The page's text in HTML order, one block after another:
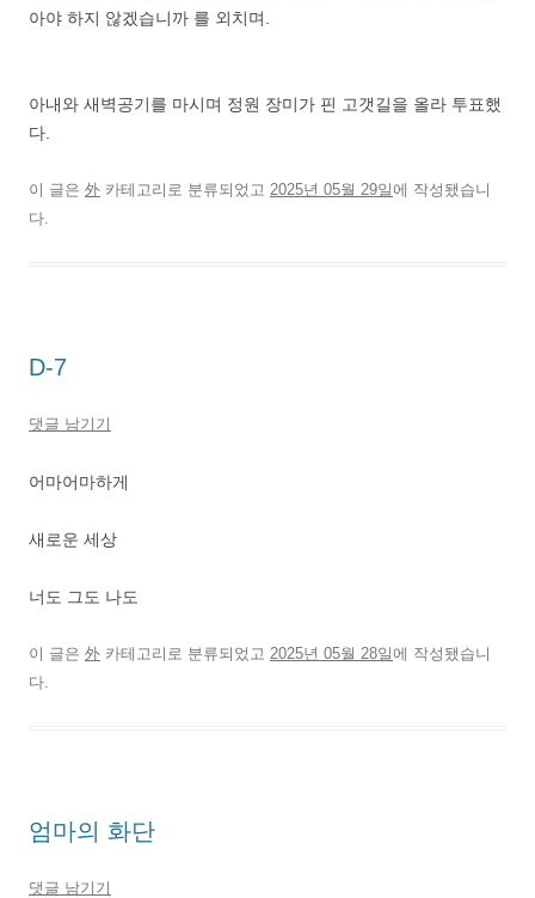
아야 하지 않겠습니까 를 외치며.
아내와 새벽공기를 마시며 정원 장미가 핀 고갯길을 올라 투표했
다.
이 글은 外 카테고리로 분류되었고 2025년 05월 29일에 작성됐습니
다.
D-7
댓글 남기기
어마어마하게
새로운 세상
너도 그도 나도
이 글은 外 카테고리로 분류되었고 2025년 05월 28일에 작성됐습니
다.
엄마의 화단
댓글 남기기